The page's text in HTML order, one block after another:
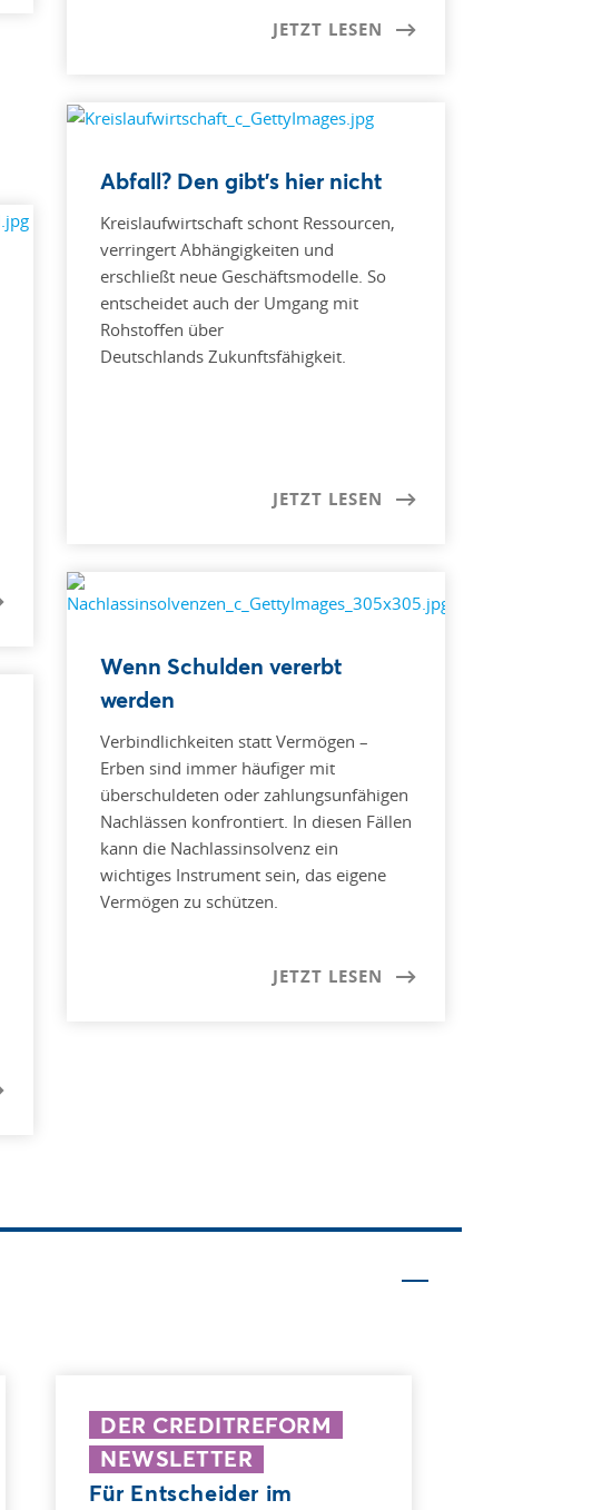
JETZT LESEN
Abfall? Den gibt’s hier nicht
Kreislaufwirtschaft schont Ressourcen,
verringert Abhängigkeiten und
erschließt neue Geschäftsmodelle. So
entscheidet auch der Umgang mit
Rohstoffen über
Deutschlands Zukunftsfähigkeit.
JETZT LESEN
Wenn Schulden vererbt
werden
Verbindlichkeiten statt Vermögen –
Erben sind immer häufiger mit
überschuldeten oder zahlungsunfähigen
Nachlässen konfrontiert. In diesen Fällen
kann die Nachlassinsolvenz ein
wichtiges Instrument sein, das eigene
Vermögen zu schützen.
JETZT LESEN
DER CREDITREFORM
NEWSLETTER
Für Entscheider im